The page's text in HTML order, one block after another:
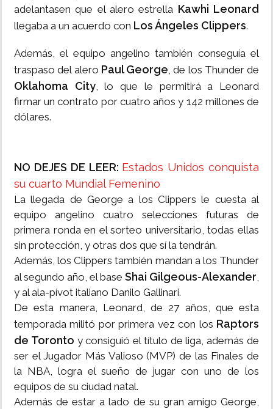
adelantasen que el alero estrella Kawhi Leonard
llegaba a un acuerdo con Los Ángeles Clippers.
Además, el equipo angelino también conseguía el
traspaso del alero Paul George, de los Thunder de
Oklahoma City, lo que le permitirá a Leonard
firmar un contrato por cuatro años y 142 millones de
dólares.
NO DEJES DE LEER: Estados Unidos conquista
su cuarto Mundial Femenino
La llegada de George a los Clippers le cuesta al
equipo angelino cuatro selecciones futuras de
primera ronda en el sorteo universitario, todas ellas
sin protección, y otras dos que sí la tendrán.
Además, los Clippers también mandan a los Thunder
al segundo año, el base Shai Gilgeous-Alexander,
y al ala-pívot italiano Danilo Gallinari.
De esta manera, Leonard, de 27 años, que esta
temporada militó por primera vez con los Raptors
de Toronto y consiguió el título de liga, además de
ser el Jugador Más Valioso (MVP) de las Finales de
la NBA, logra el sueño de jugar con uno de los
equipos de su ciudad natal.
Además de estar a lado de su gran amigo George,